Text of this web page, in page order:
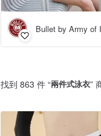
Bullet by Army of
找到 863 件 “兩件式泳衣”